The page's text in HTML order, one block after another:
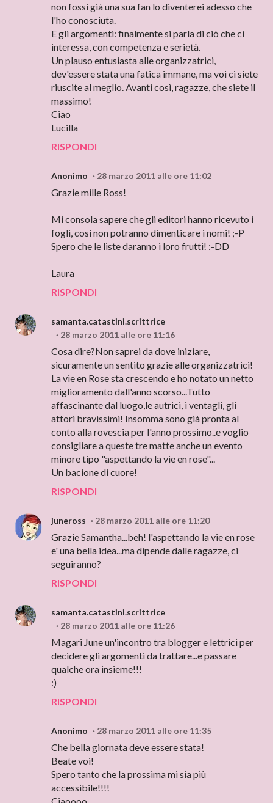
non fossi già una sua fan lo diventerei adesso che
l'ho conosciuta.
E gli argomenti: finalmente si parla di ciò che ci
interessa, con competenza e serietà.
Un plauso entusiasta alle organizzatrici,
dev'essere stata una fatica immane, ma voi ci siete
riuscite al meglio. Avanti così, ragazze, che siete il
massimo!
Ciao
Lucilla
RISPONDI
Anonimo 28 marzo 2011 alle ore 11:02
Grazie mille Ross!
Mi consola sapere che gli editori hanno ricevuto i
fogli, così non potranno dimenticare i nomi! ;-P
Spero che le liste daranno i loro frutti! :-DD
Laura
RISPONDI
samanta.catastini.scrittrice
28 marzo 2011 alle ore 11:16
Cosa dire?Non saprei da dove iniziare,
sicuramente un sentito grazie alle organizzatrici!
La vie en Rose sta crescendo e ho notato un netto
miglioramento dall'anno scorso...Tutto
affascinante dal luogo,le autrici, i ventagli, gli
attori bravissimi! Insomma sono già pronta al
conto alla rovescia per l'anno prossimo..e voglio
consigliare a queste tre matte anche un evento
minore tipo "aspettando la vie en rose"...
Un bacione di cuore!
RISPONDI
juneross 28 marzo 2011 alle ore 11:20
Grazie Samantha...beh! l'aspettando la vie en rose
e' una bella idea...ma dipende dalle ragazze, ci
seguiranno?
RISPONDI
samanta.catastini.scrittrice
28 marzo 2011 alle ore 11:26
Magari June un'incontro tra blogger e lettrici per
decidere gli argomenti da trattare...e passare
qualche ora insieme!!!
:)
RISPONDI
Anonimo 28 marzo 2011 alle ore 11:35
Che bella giornata deve essere stata!
Beate voi!
Spero tanto che la prossima mi sia più
accessibile!!!!